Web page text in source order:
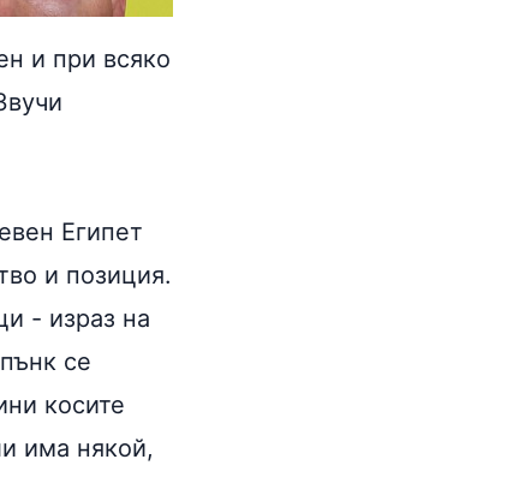
и при всяко
Египет
и позиция.
- израз на
се
косите
има някой,